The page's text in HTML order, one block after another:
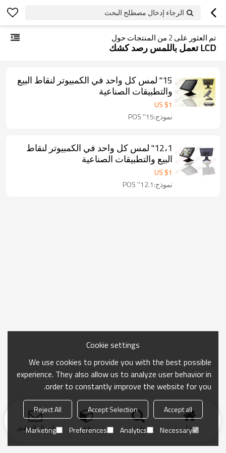
الرجاء إدخال مصطلح البحث
تم العثور على 2 من المنتجات حول
LCD تعمل باللمس رصد كشك
15'' لمس كل واحد في الكمبيوتر لنقاط البيع
والتطبيقات الصناعية
US $1
نموذج:15'' POS
12،1'' لمس كل واحد في الكمبيوتر لنقاط
البيع والتطبيقات الصناعية
US $1
نموذج:12.1'' POS
منزل بحث فئة ارسال التحقيق
Cookie settings
We use cookies to provide you with the best possible
experience. They also allow us to analyze user behavior in
order to constantly improve the website for you.
Accept all
Accept Selection
Reject All
Necessary
Analytics
Preferences
Marketing